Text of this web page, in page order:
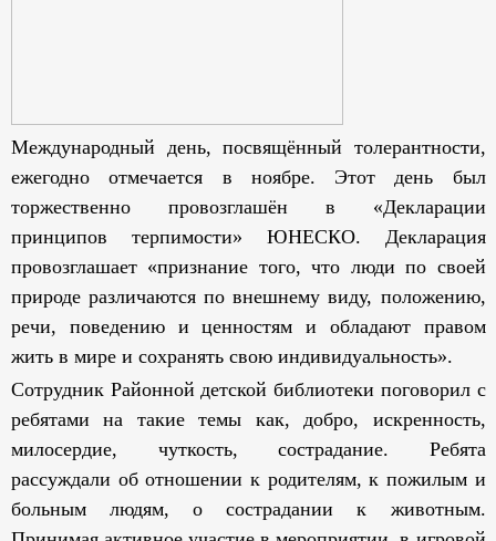
Международный день, посвящённый толерантности,
ежегодно отмечается в ноябре. Этот день был
торжественно провозглашён в «Декларации
принципов терпимости» ЮНЕСКО. Декларация
провозглашает «признание того, что люди по своей
природе различаются по внешнему виду, положению,
речи, поведению и ценностям и обладают правом
жить в мире и сохранять свою индивидуальность».
Сотрудник Районной детской библиотеки поговорил с
ребятами на такие темы как, добро, искренность,
милосердие, чуткость, сострадание. Ребята
рассуждали об отношении к родителям, к пожилым и
больным людям, о сострадании к животным.